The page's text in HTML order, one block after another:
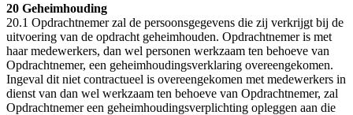
20 Geheimhouding
20.1 Opdrachtnemer zal de persoonsgegevens die zij verkrijgt bij de
uitvoering van de opdracht geheimhouden. Opdrachtnemer is met
haar medewerkers, dan wel personen werkzaam ten behoeve van
Opdrachtnemer, een geheimhoudingsverklaring overeengekomen.
Ingeval dit niet contractueel is overeengekomen met medewerkers in
dienst van dan wel werkzaam ten behoeve van Opdrachtnemer, zal
Opdrachtnemer een geheimhoudingsverplichting opleggen aan die